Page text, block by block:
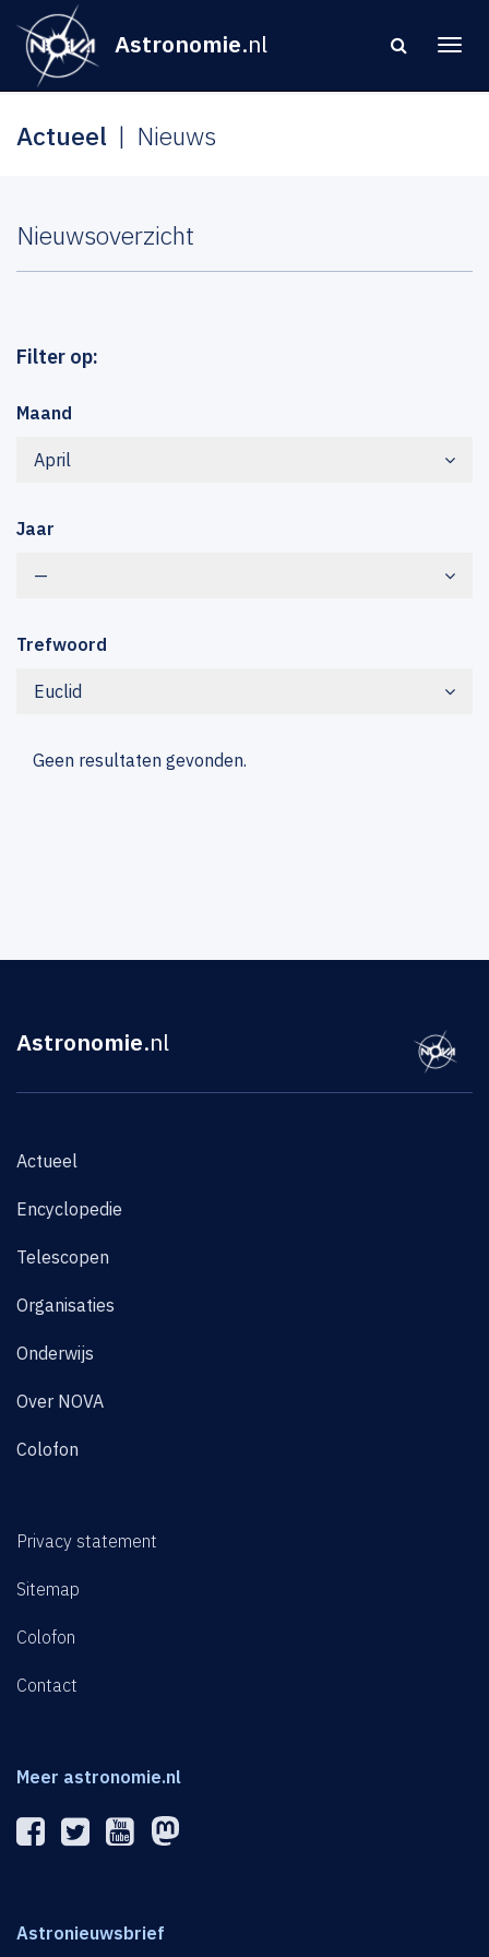
Astronomie.nl
Actueel Nieuws
Nieuwsoverzicht
Filter op:
Maand
April
Jaar
—
Trefwoord
Euclid
Geen resultaten gevonden.
Astronomie.nl
Actueel
Encyclopedie
Telescopen
Organisaties
Onderwijs
Over NOVA
Colofon
Privacy statement
Sitemap
Colofon
Contact
Meer astronomie.nl
Astronieuwsbrief